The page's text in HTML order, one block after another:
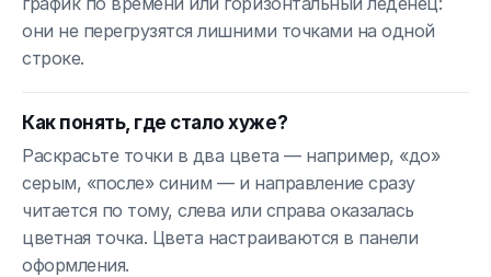
они не перегрузятся лишними точками на одной
строке.
Как понять, где стало хуже?
Раскрасьте точки в два цвета — например, «до»
серым, «после» синим — и направление сразу
читается по тому, слева или справа оказалась
цветная точка. Цвета настраиваются в панели
оформления.